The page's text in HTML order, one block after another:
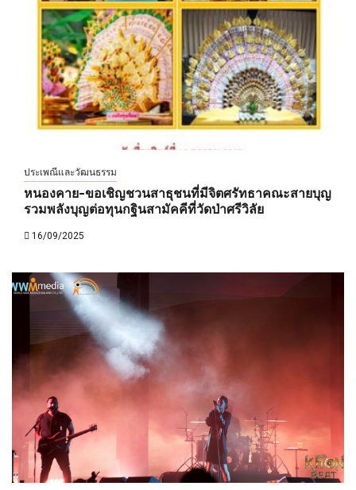
ประเพณีและวัฒนธรรม
หนองคาย-ขอเชิญชวนสาธุชนที่มีจิตศรัทธาคณะสายบุญ
รวมพลังบุญต่อทุนกฐินสามัคคีที่วัดป่าศรีวิลัย
16/09/2025